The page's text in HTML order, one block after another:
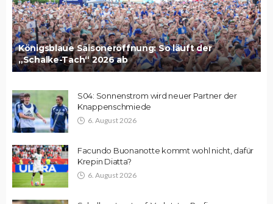
Königsblaue Saisoneröffnung: So läuft der
„Schalke-Tach“ 2026 ab
S04: Sonnenstrom wird neuer Partner der
Knappenschmiede
6. August 2026
Facundo Buonanotte kommt wohl nicht, dafür
Krepin Diatta?
6. August 2026